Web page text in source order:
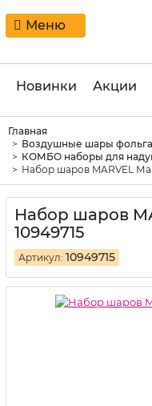
Меню
Новинки Акции
Главная
Воздушные шары фольга
КОМБО наборы для
Набор шаров MARVEL
Набор шаров
10949715
Артикул: 10949715